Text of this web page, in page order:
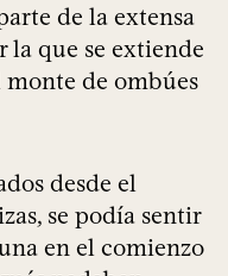
de la extensa
que se extiende
de ombúes
desde el
se podía sentir
en el comienzo